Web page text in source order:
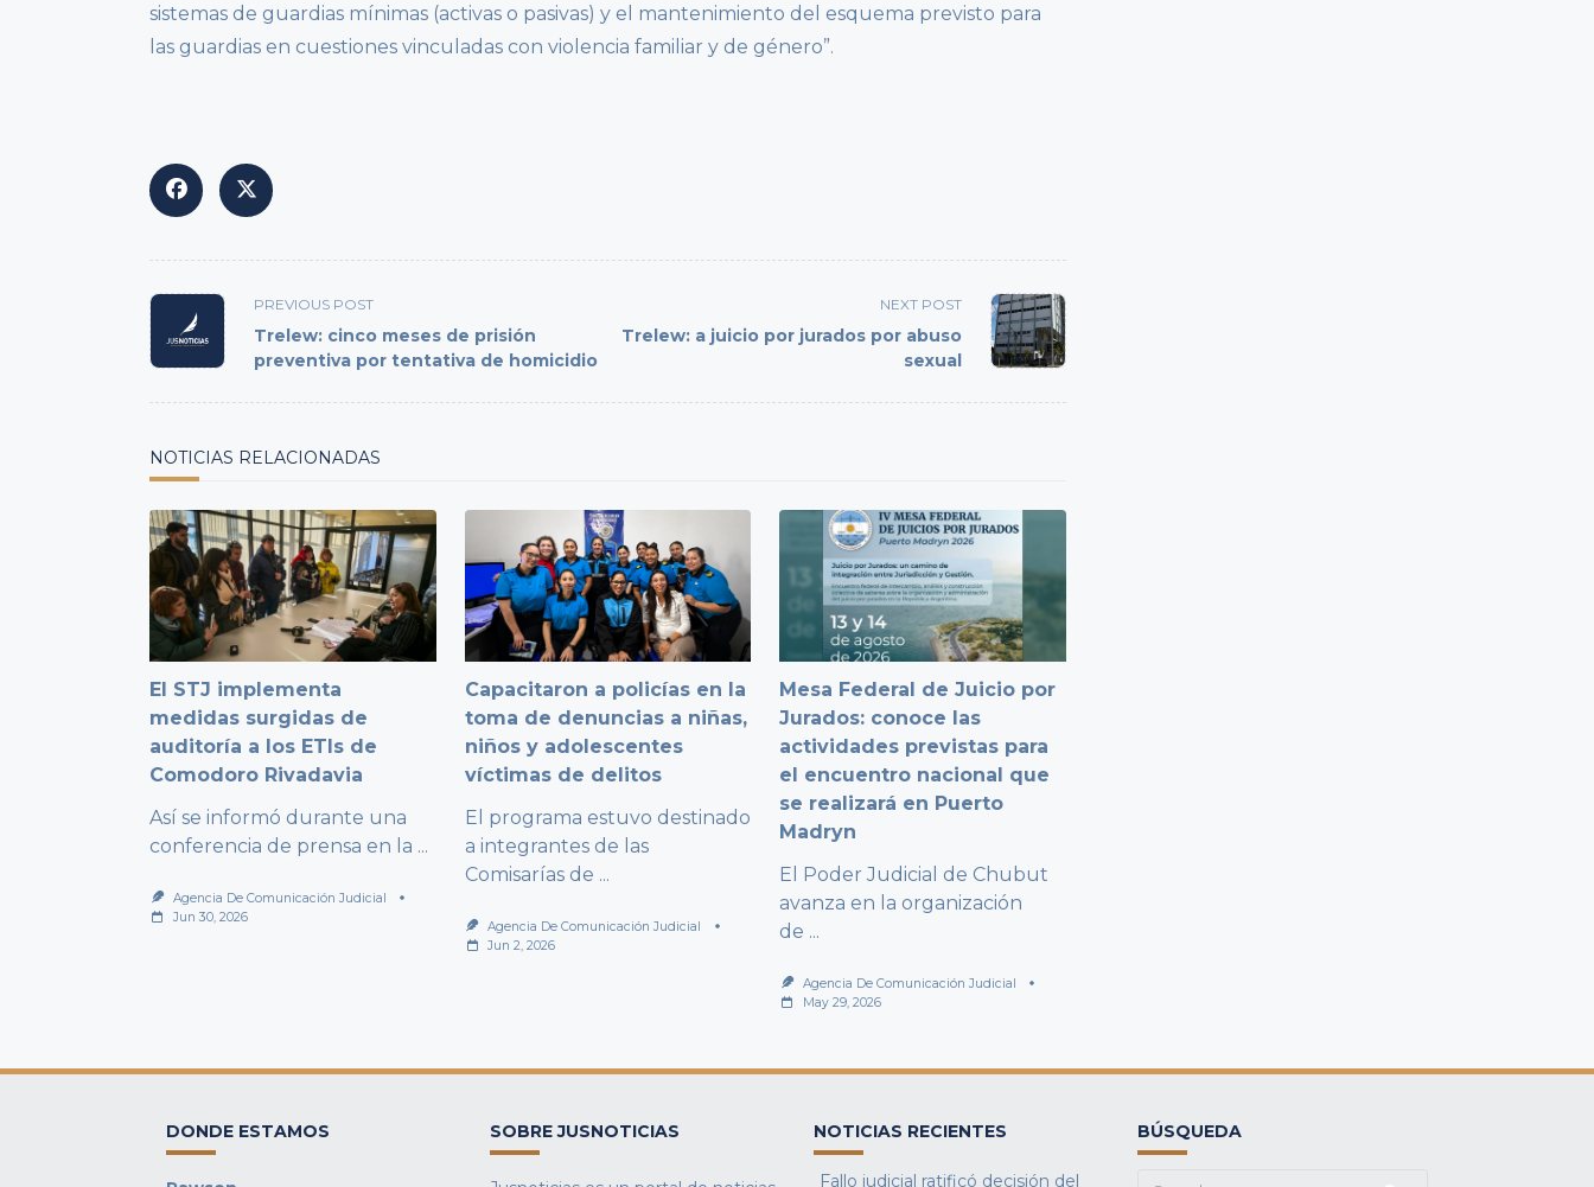
sistemas de guardias mínimas (activas o pasivas) y el mantenimiento del esquema previsto para
las guardias en cuestiones vinculadas con violencia familiar y de género”.
<span
class="nav-
subtitle
PREVIOUS POST
Trelew: cinco meses de prisión
preventiva por tentativa de homicidio
NEXT POST
Trelew: a juicio por jurados por abuso
sexual
NOTICIAS RELACIONADAS
El STJ implementa
medidas surgidas de
auditoría a los ETIs de
Comodoro Rivadavia
Así se informó durante una
conferencia de prensa en la ...
Agencia De Comunicación Judicial
Jun 30, 2026
Capacitaron a policías en la
toma de denuncias a niñas,
niños y adolescentes
víctimas de delitos
El programa estuvo destinado
a integrantes de las
Comisarías de ...
Agencia De Comunicación Judicial
Jun 2, 2026
Mesa Federal de Juicio por
Jurados: conoce las
actividades previstas para
el encuentro nacional que
se realizará en Puerto
Madryn
El Poder Judicial de Chubut
avanza en la organización
de ...
Agencia De Comunicación Judicial
May 29, 2026
DONDE ESTAMOS SOBRE JUSNOTICIAS NOTICIAS RECIENTES
Fallo judicial ratificó decisión del
BÚSQUEDA